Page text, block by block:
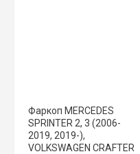
Фаркоп MERCEDES
SPRINTER 2, 3 (2006-
2019, 2019-),
VOLKSWAGEN CRAFTER